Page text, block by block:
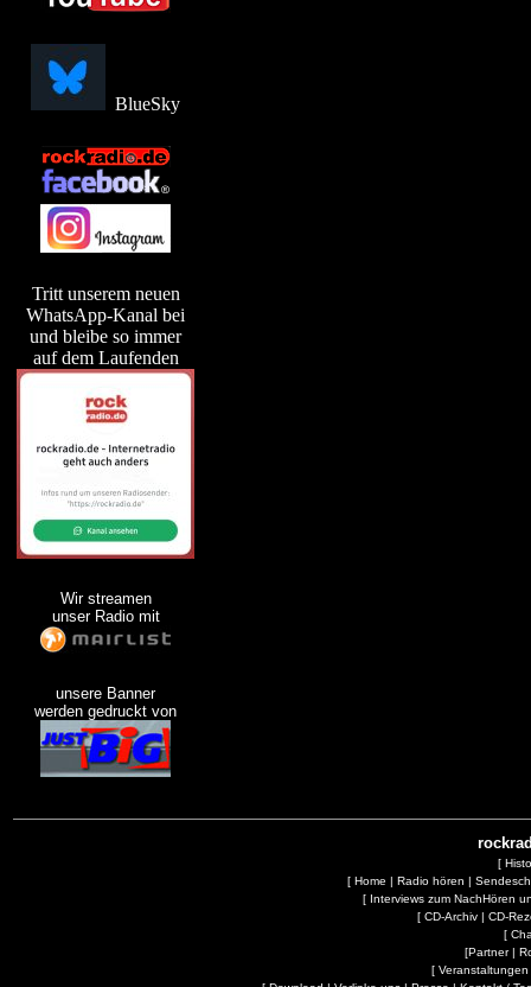
BlueSky
Tritt unserem neuen
WhatsApp-Kanal bei
und bleibe so immer
auf dem Laufenden
Wir streamen
unser Radio mit
unsere Banner
werden gedruckt von
[
[ Home | Radio hören |
[ Interviews zum NachHören
[ CD-Archiv| CD-
[
[Partner|
[ Veranstaltungen